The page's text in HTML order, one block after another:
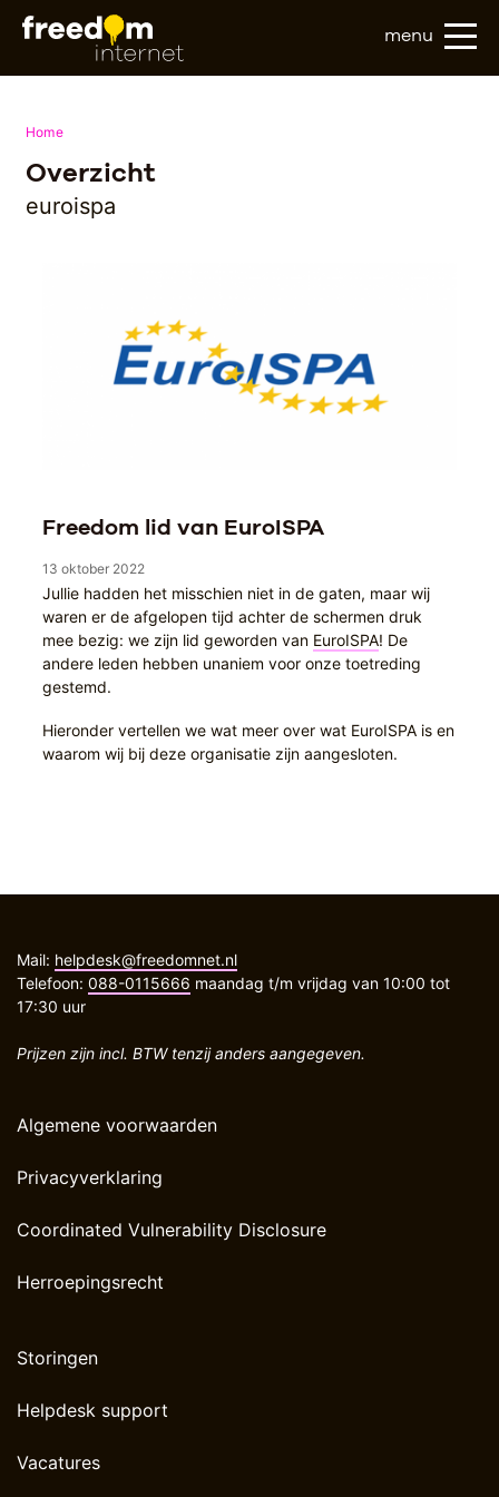
menu
Home
Overzicht
euroispa
Freedom lid van EuroISPA
13 oktober 2022
Jullie hadden het misschien niet in de gaten, maar wij
waren er de afgelopen tijd achter de schermen druk
mee bezig: we zijn lid geworden van EuroISPA! De
andere leden hebben unaniem voor onze toetreding
gestemd.
Hieronder vertellen we wat meer over wat EuroISPA is en
waarom wij bij deze organisatie zijn aangesloten.
Mail: helpdesk@freedomnet.nl
Telefoon: 088-0115666 maandag t/m vrijdag van 10:00 tot
17:30 uur
Prijzen zijn incl. BTW tenzij anders aangegeven.
Algemene voorwaarden
Privacyverklaring
Coordinated Vulnerability Disclosure
Herroepingsrecht
Storingen
Helpdesk support
Vacatures